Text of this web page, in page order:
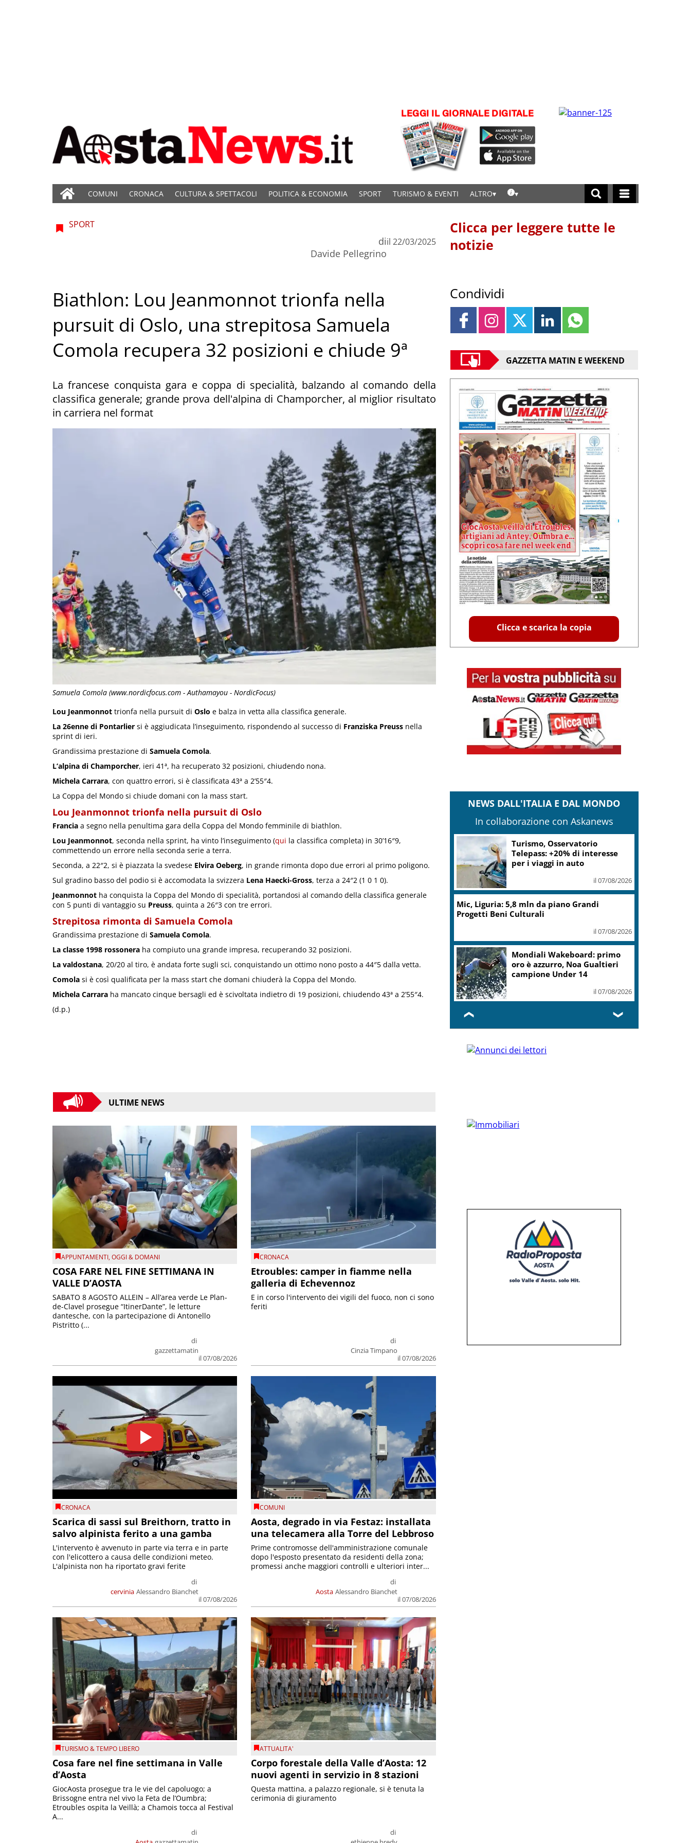
COMUNI CRONACA CULTURA & SPETTACOLI POLITICA & ECONOMIA SPORT TURISMO & EVENTI ALTRO
Samuela Comola (www.nordicfocus.com - Authamayou - NordicFocus)
SPORT
di
Davide Pellegrino
il 22/03/2025
Biathlon: Lou Jeanmonnot trionfa nella
pursuit di Oslo, una strepitosa Samuela
Comola recupera 32 posizioni e chiude 9ª
La francese conquista gara e coppa di specialità, balzando al comando della
classifica generale; grande prova dell'alpina di Champorcher, al miglior risultato
in carriera nel format
Lou Jeanmonnot trionfa nella pursuit di Oslo e balza in vetta alla classifica generale.
La 26enne di Pontarlier si è aggiudicata l’inseguimento, rispondendo al successo di Franziska Preuss nella
sprint di ieri.
Grandissima prestazione di Samuela Comola.
L’alpina di Champorcher, ieri 41ª, ha recuperato 32 posizioni, chiudendo nona.
Michela Carrara, con quattro errori, si è classificata 43ª a 2’55″4.
La Coppa del Mondo si chiude domani con la mass start.
Lou Jeanmonnot trionfa nella pursuit di Oslo
Francia a segno nella penultima gara della Coppa del Mondo femminile di biathlon.
Lou Jeanmonnot, seconda nella sprint, ha vinto l’inseguimento (qui la classifica completa) in 30’16″9,
commettendo un errore nella seconda serie a terra.
Seconda, a 22″2, si è piazzata la svedese Elvira Oeberg, in grande rimonta dopo due errori al primo poligono.
Sul gradino basso del podio si è accomodata la svizzera Lena Haecki-Gross, terza a 24″2 (1 0 1 0).
Jeanmonnot ha conquista la Coppa del Mondo di specialità, portandosi al comando della classifica generale
con 5 punti di vantaggio su Preuss, quinta a 26″3 con tre errori.
Strepitosa rimonta di Samuela Comola
Grandissima prestazione di Samuela Comola.
La classe 1998 rossonera ha compiuto una grande impresa, recuperando 32 posizioni.
La valdostana, 20/20 al tiro, è andata forte sugli sci, conquistando un ottimo nono posto a 44″5 dalla vetta.
Comola si è così qualificata per la mass start che domani chiuderà la Coppa del Mondo.
Michela Carrara ha mancato cinque bersagli ed è scivoltata indietro di 19 posizioni, chiudendo 43ª a 2’55″4.
(d.p.)
ULTIME NEWS
APPUNTAMENTI,OGGI & DOMANI
COSA FARE NEL FINE SETTIMANA IN
VALLE D’AOSTA
di
gazzettamatin
il 07/08/2026
SABATO 8 AGOSTO ALLEIN – All’area verde Le Plan-
de-Clavel prosegue “ItinerDante”, le letture
dantesche, con la partecipazione di Antonello
Pistritto (...
CRONACA
Etroubles: camper in fiamme nella
galleria di Echevennoz
di
Cinzia Timpano
il 07/08/2026
E in corso l'intervento dei vigili del fuoco, non ci sono
feriti
CRONACA
Scarica di sassi sul Breithorn, tratto in
salvo alpinista ferito a una gamba
cervinia
di
Alessandro Bianchet
il 07/08/2026
L'intervento è avvenuto in parte via terra e in parte
con l'elicottero a causa delle condizioni meteo.
L'alpinista non ha riportato gravi ferite
COMUNI
Aosta, degrado in via Festaz: installata
una telecamera alla Torre del Lebbroso
Aosta
di
Alessandro Bianchet
il 07/08/2026
Prime contromosse dell'amministrazione comunale
dopo l'esposto presentato da residenti della zona;
promessi anche maggiori controlli e ulteriori inter...
TURISMO & TEMPO LIBERO
Cosa fare nel fine settimana in Valle
d’Aosta
di
GiocAosta prosegue tra le vie del capoluogo; a
Brissogne entra nel vivo la Feta de l’Oumbra;
Etroubles ospita la Veillà; a Chamois tocca al Festival
A...
ATTUALITA'
Corpo forestale della Valle d’Aosta: 12
nuovi agenti in servizio in 8 stazioni
di
Questa mattina, a palazzo regionale, si è tenuta la
cerimonia di giuramento
Clicca per leggere tutte le
notizie
Condividi
GAZZETTA MATIN E WEEKEND
Clicca e scarica la copia
NEWS DALL'ITALIA E DAL MONDO
In collaborazione con Askanews
Turismo, Osservatorio
Telepass: +20% di interesse
per i viaggi in auto
il 07/08/2026
Mic, Liguria: 5,8 mln da piano Grandi
Progetti Beni Culturali
il 07/08/2026
Mondiali Wakeboard: primo
oro è azzurro, Noa Gualtieri
campione Under 14
il 07/08/2026
❮ ❯